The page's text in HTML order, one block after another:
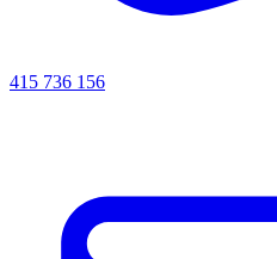
415 736 156